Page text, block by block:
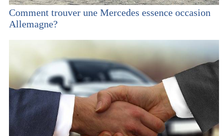
Comment trouver une Mercedes essence occasion
Allemagne?